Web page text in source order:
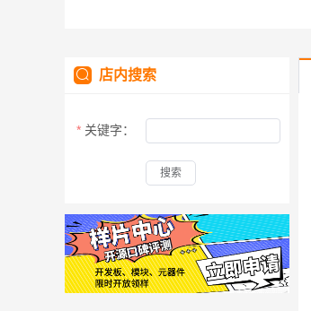
店内搜索
关键字：
搜索